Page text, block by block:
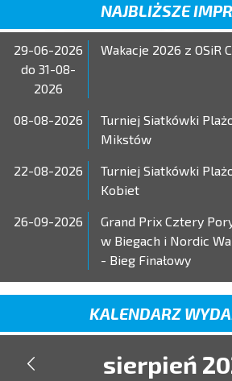
NAJBLIŻSZE
29-06-2026
do 31-08-
2026
Wakacje 2026 z OSiR
08-08-2026
Turniej Siatkówki
Mikstów
22-08-2026
Turniej Siatkówki
Kobiet
26-09-2026
Grand Prix Cztery
w Biegach i Nordic
- Bieg Finałowy
KALENDARZ
 sierpień